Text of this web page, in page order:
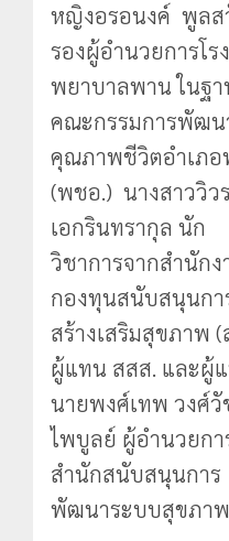
หญิงอรอนงค์ พูลส
รองผู้อำนวยการโรง
พยาบาลพาน ในฐา
คณะกรรมการพัฒน
คุณภาพชีวิตอำเภอ
(พชอ.) นางสาววิว
เอกรินทรากุล นัก
วิชาการจากสำนักง
กองทุนสนับสนุนกา
สร้างเสริมสุขภาพ (
ผู้แทน สสส. และผู้
นายพงศ์เทพ วงศ์วั
ไพบูลย์ ผู้อำนวยกา
สำนักสนับสนุนการ
พัฒนาระบบสุขภาพ